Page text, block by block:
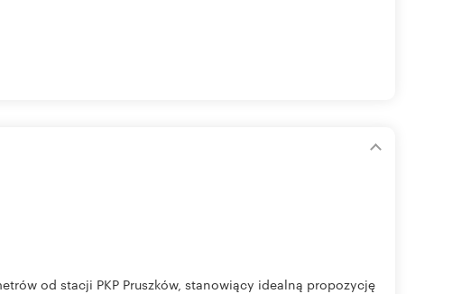
od stacji PKP Pruszków, stanowiący idealną propozycję